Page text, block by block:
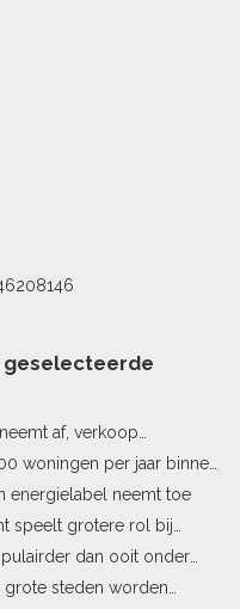
geselecteerde
af, verkoop
woningen per jaar binnen
energielabel neemt toe
speelt grotere rol bij
dan ooit onder
grote steden worden